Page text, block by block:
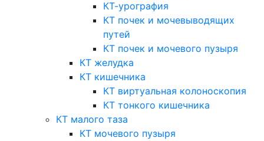
КТ-урография
КТ почек и мочевыводящих
путей
КТ почек и мочевого пузыря
КТ желудка
КТ кишечника
КТ виртуальная колоноскопия
КТ тонкого кишечника
КТ малого таза
КТ мочевого пузыря